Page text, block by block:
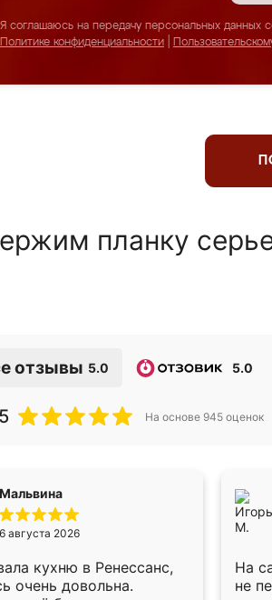
Я соглашаюсь на передачу персональных данных
Политике конфиденциальности
планку
отзывы 5.0 5.0
На основе 945 оценок
Мальвина
6 августа 2026
кухню в Ренессанс,
очень довольна.
На
не